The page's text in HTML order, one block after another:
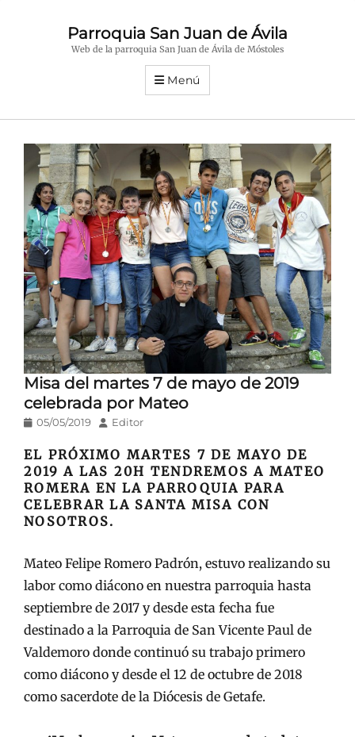
Parroquia San Juan de Ávila
Web de la parroquia San Juan de Ávila de Móstoles
Menú
Misa del martes 7 de mayo de 2019
celebrada por Mateo
Publicado
05/05/2019 AutorEditor
EL PRÓXIMO MARTES 7 DE MAYO DE
2019 A LAS 20H TENDREMOS A MATEO
ROMERA EN LA PARROQUIA PARA
CELEBRAR LA SANTA MISA CON
NOSOTROS.
Mateo Felipe Romero Padrón, estuvo realizando su
labor como diácono en nuestra parroquia hasta
septiembre de 2017 y desde esta fecha fue
destinado a la Parroquia de San Vicente Paul de
Valdemoro donde continuó su trabajo primero
como diácono y desde el 12 de octubre de 2018
como sacerdote de la Diócesis de Getafe.